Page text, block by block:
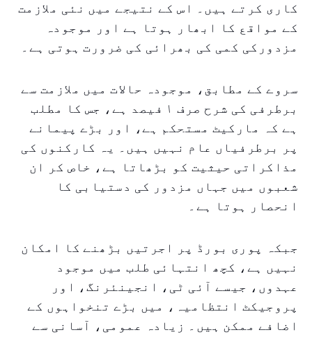
کاری کرتے ہیں۔ اس کے نتیجے میں نئی ملازمت
کے مواقع کا ابھار ہوتا ہے اور موجودہ
مزدورکی کمی کی بھرائی کی ضرورت ہوتی ہے۔
سروے کے مطابق، موجودہ حالات میں ملازمت سے
برطرفی کی شرح صرف ۱ فیصد ہے، جس کا مطلب
ہے کہ مارکیٹ مستحکم ہے، اور بڑے پیمانے
پر برطرفیاں عام نہیں ہیں۔ یہ کارکنوں کی
مذاکراتی حیثیت کو بڑھاتا ہے، خاص کر ان
شعبوں میں جہاں مزدور کی دستیابی کا
انحصار ہوتا ہے۔
جبکہ پوری بورڈ پر اجرتیں بڑھنے کا امکان
نہیں ہے، کچھ انتہائی طلب میں موجود
عہدوں، جیسے آئی ٹی، انجینئرنگ، اور
پروجیکٹ انتظامیہ، میں بڑے تنخواہوں کے
اضافے ممکن ہیں۔ زیادہ عمومی، آسانی سے